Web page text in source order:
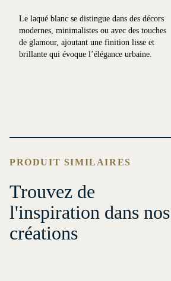
Le laqué blanc se distingue dans des décors
modernes, minimalistes ou avec des touches
de glamour, ajoutant une finition lisse et
brillante qui évoque l’élégance urbaine.
PRODUIT SIMILAIRES
Trouvez de
l'inspiration dans nos
créations